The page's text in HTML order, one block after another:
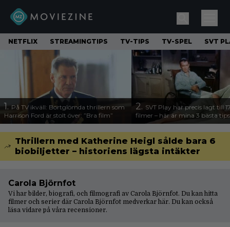
NETFLIX STREAMINGTIPS TV-TIPS TV-SPEL SVT
1. På TV ikväll: Bortglömda thrillern som
Harrison Ford är stolt över: ”Bra film”
2. SVT Play har precis lagt till
filmer – här är mina 3 bästa tips
Thrillern med Katherine Heigl sålde bara 6
biobiljetter – historiens lägsta intäkter
Carola Björnfot
Vi har bilder, biografi, och filmografi av Carola Björnfot. Du kan hitta
filmer och serier där Carola Björnfot medverkar här. Du kan också
läsa vidare på våra recensioner.